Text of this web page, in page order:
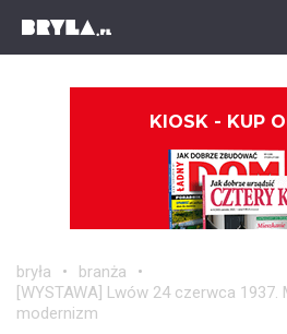
KIOSK - KUP
bryła
branża
[WYSTAWA] Lwów 24 czerwca
modernizm